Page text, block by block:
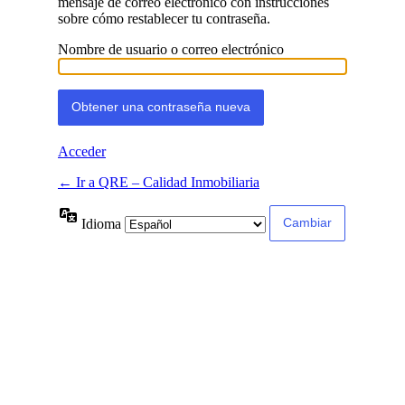
sobre cómo restablecer tu contraseña.
Nombre de usuario o correo electrónico
Acceder
← Ir a QRE – Calidad Inmobiliaria
Idioma